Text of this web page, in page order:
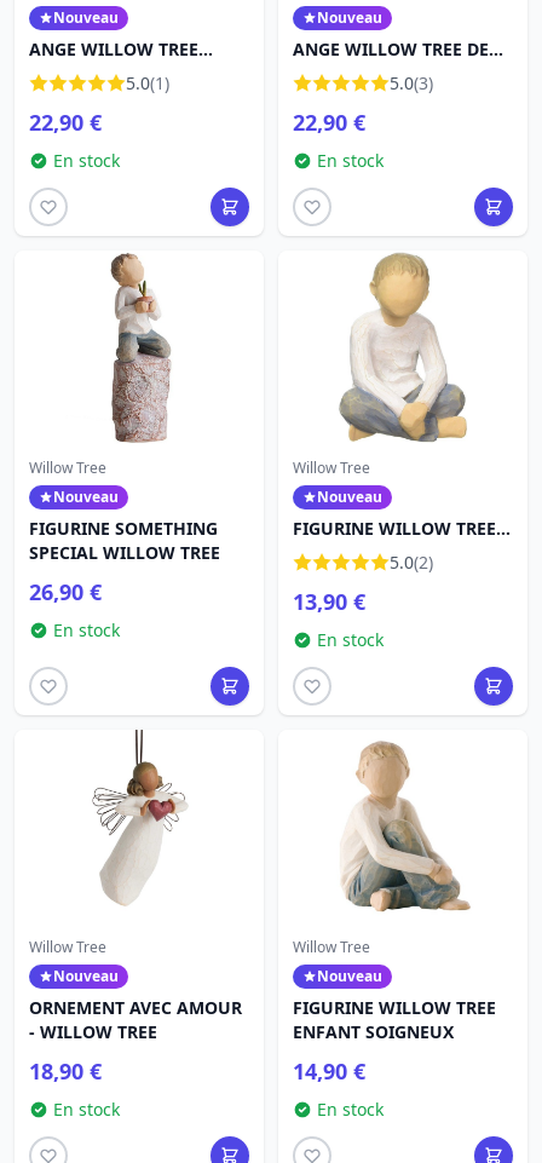
Nouveau
ANGE WILLOW TREE
SOUVENIR 26247
5.0(1)
22,90 €
En stock
Nouveau
ANGE WILLOW TREE DE
L'ESPOIR
5.0(3)
22,90 €
En stock
Willow Tree
Nouveau
FIGURINE SOMETHING
SPECIAL WILLOW TREE
26,90 €
En stock
Willow Tree
Nouveau
FIGURINE WILLOW TREE
ENFANT IMAGINATIF
5.0(2)
13,90 €
En stock
Willow Tree
Nouveau
ORNEMENT AVEC AMOUR
- WILLOW TREE
18,90 €
En stock
Willow Tree
Nouveau
FIGURINE WILLOW TREE
ENFANT SOIGNEUX
14,90 €
En stock